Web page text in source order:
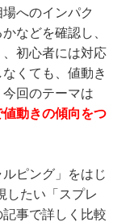
へのインパク
などを確認し、
初心者には対応
くても、値動き
回のテーマは
値動きの傾向をつ
ピング」をはじ
したい「スプレ
事で詳しく比較